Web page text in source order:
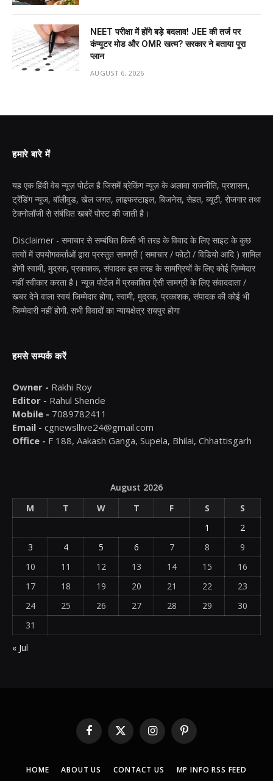
NEET परीक्षा में होंगे बड़े बदलाव! JEE की तर्ज पर
कंप्यूटर मोड और OMR खत्म? सरकार ने बताया पूरा
प्लान
AUGUST 6, 2026
हमारे बारे में
यह एक हिंदी वेब न्यूज़ पोर्टल है जिसमें ब्रेकिंग न्यूज़ के अलावा राजनीति, प्रशासन,
ट्रेंडिंग न्यूज, बॉलीवुड, खेल जगत, लाइफस्टाइल, बिजनेस, सेहत, ब्यूटी, रोजगार तथा
टेक्नोलॉजी से संबंधित खबरें पोस्ट की जाती है।
Disclaimer - समाचार से सम्बंधित किसी भी तरह के विवाद के लिए साइट के कुछ
तत्वों में उपयोगकर्ताओं द्वारा प्रस्तुत सामग्री ( समाचार / फोटो / विडियो आदि ) शामिल
होगी स्वामी, मुद्रक, प्रकाशक, संपादक इस तरह के सामग्रियों के लिए कोई ज़िम्मेदार
नहीं स्वीकार करता है। न्यूज़ पोर्टल में प्रकाशित ऐसी सामग्री के लिए संवाददाता /
खबर देने वाला स्वयं जिम्मेदार होगा, स्वामी, मुद्रक, प्रकाशक, संपादक की कोई भी
जिम्मेदारी नहीं होगी. सभी विवादों का न्यायक्षेत्र रायपुर होगा
हमसे सम्पर्क करें
Owner - Rakhi Roy
Editor - Rahul Shende
Mobile - 7089782411
Email - cgnewsllive24@gmail.com
Office - F 188, Aakash Ganga, Supela, Bhilai, Chhattisgarh
August 2026
M
T W T F S
S
1
2
3
4 5 6 7 8
9
10
11 12 13 14 15
16
17
18 19 20 21 22
23
24
25 26 27 28 29
30
31
« Jul
Facebook
X
(Twitter)
InstagramPinterest
HOME ABOUT US CONTACT US MP INFO RSS FEED